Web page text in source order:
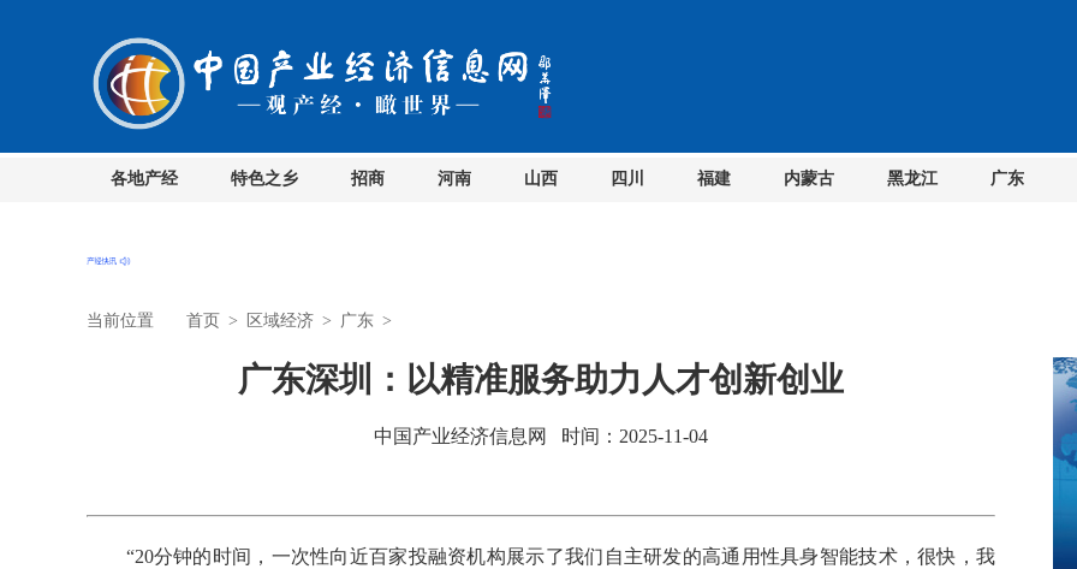
各地产经 特色之乡 招商 河南 山西 四川 福建 内蒙古 黑龙江 广东
当前位置 首页 > 区域经济 > 广东 >
广东深圳：以精准服务助力人才创新创业
中国产业经济信息网 时间：2025-11-04
“20分钟的时间，一次性向近百家投融资机构展示了我们自主研发的高通用性具身智能技术，很快，我